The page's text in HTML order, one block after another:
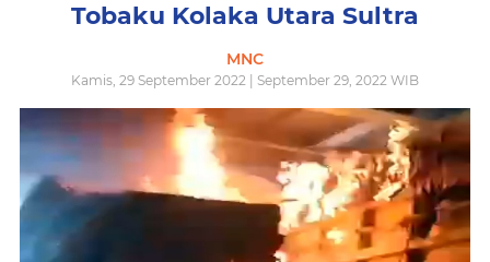
Tobaku Kolaka Utara Sultra
MNC
Kamis, 29 September 2022 | September 29, 2022 WIB